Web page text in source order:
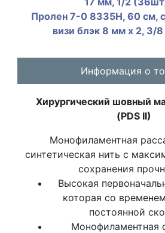
Пролен 7-0 8335H, 60 см,
визи блэк 8 мм х 2, 3/
Информация о
Хирургический шовный
(PDS II)
Монофиламентная
синтетическая нить с
сохранения
Высокая
которая со
постоянной
Монофиламентная